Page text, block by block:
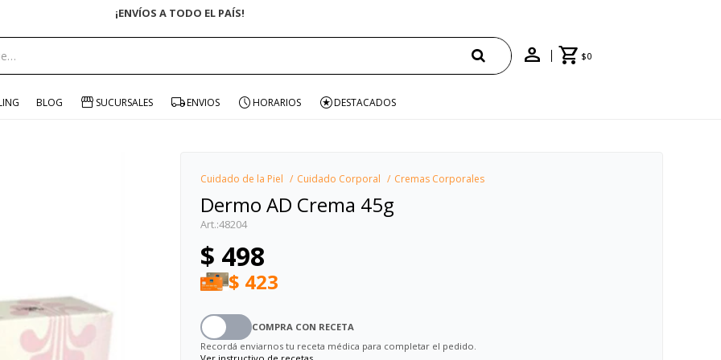
¡ENVÍOS A TODO EL PAÍS!
$0
BLOG SUCURSALES ENVIOS HORARIOS DESTACADOS
Cuidado de la Piel Cuidado Corporal Cremas Corporales
Dermo AD Crema 45g
48204
$ 498
$ 423
COMPRA CON RECETA
Recordá enviarnos tu receta médica para completar el pedido.